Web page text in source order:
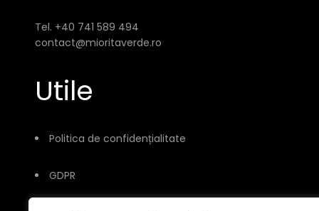
Tel. +40 741 589 494
contact@mioritaverde.ro
Utile
Politica de confidențialitate
GDPR